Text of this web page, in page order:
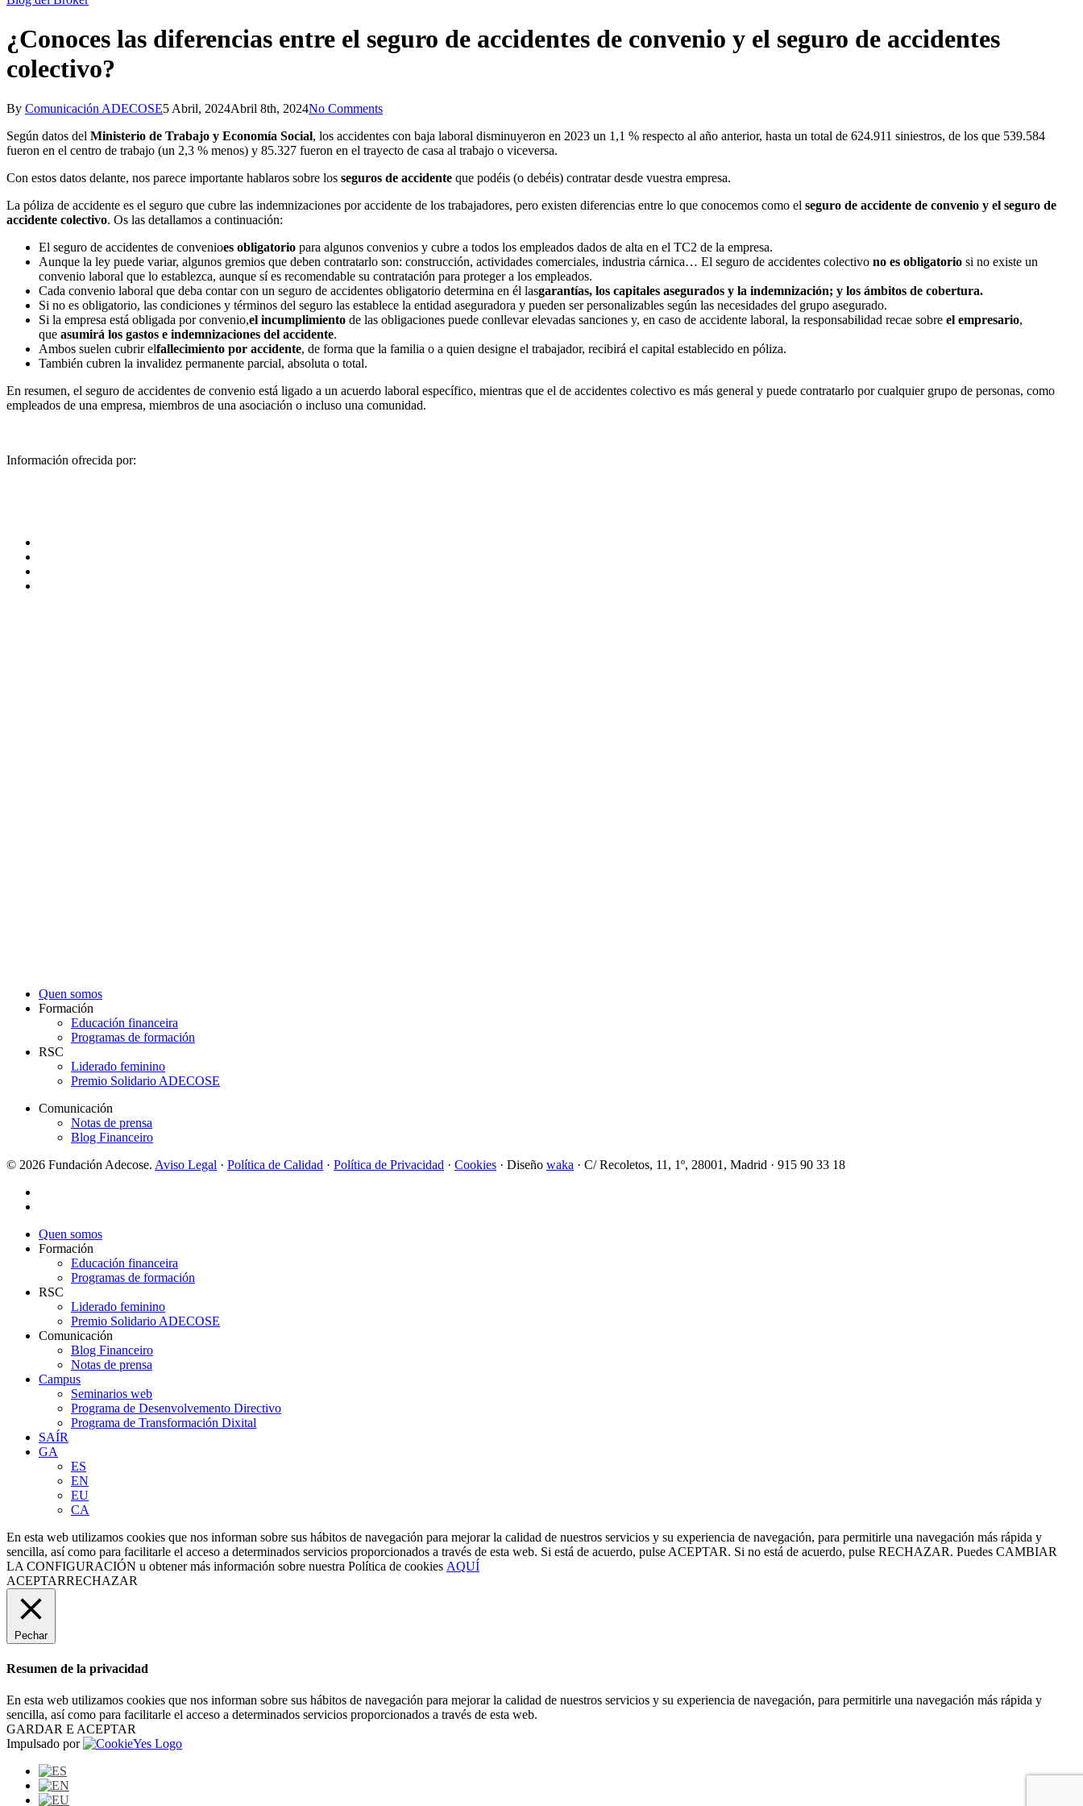
¿Conoces las diferencias entre el seguro de accidentes de convenio y el seguro de accidentes
colectivo?
By Comunicación ADECOSE5 Abril, 2024Abril 8th, 2024No Comments
Según datos del Ministerio de Trabajo y Economía Social, los accidentes con baja laboral disminuyeron en 2023 un 1,1 % respecto al año anterior, hasta un total de 624.911 siniestros, de los que 539.584
fueron en el centro de trabajo (un 2,3 % menos) y 85.327 fueron en el trayecto de casa al trabajo o viceversa.
Con estos datos delante, nos parece importante hablaros sobre los seguros de accidente que podéis (o debéis) contratar desde vuestra empresa.
La póliza de accidente es el seguro que cubre las indemnizaciones por accidente de los trabajadores, pero existen diferencias entre lo que conocemos como el seguro de accidente de convenio y el seguro de
accidente colectivo. Os las detallamos a continuación:
El seguro de accidentes de convenioes obligatorio para algunos convenios y cubre a todos los empleados dados de alta en el TC2 de la empresa.
Aunque la ley puede variar, algunos gremios que deben contratarlo son: construcción, actividades comerciales, industria cárnica… El seguro de accidentes colectivo no es obligatorio si no existe un
convenio laboral que lo establezca, aunque sí es recomendable su contratación para proteger a los empleados.
Cada convenio laboral que deba contar con un seguro de accidentes obligatorio determina en él lasgarantías, los capitales asegurados y la indemnización; y los ámbitos de cobertura.
Si no es obligatorio, las condiciones y términos del seguro las establece la entidad aseguradora y pueden ser personalizables según las necesidades del grupo asegurado.
Si la empresa está obligada por convenio,el incumplimiento de las obligaciones puede conllevar elevadas sanciones y, en caso de accidente laboral, la responsabilidad recae sobre el empresario,
que asumirá los gastos e indemnizaciones del accidente.
Ambos suelen cubrir elfallecimiento por accidente, de forma que la familia o a quien designe el trabajador, recibirá el capital establecido en póliza.
También cubren la invalidez permanente parcial, absoluta o total.
En resumen, el seguro de accidentes de convenio está ligado a un acuerdo laboral específico, mientras que el de accidentes colectivo es más general y puede contratarlo por cualquier grupo de personas, como
empleados de una empresa, miembros de una asociación o incluso una comunidad.
Información ofrecida por:
Quen somos
Formación
Educación financeira
Programas de formación
RSC
Liderado feminino
Premio Solidario ADECOSE
Comunicación
Notas de prensa
Blog Financeiro
© 2026 Fundación Adecose. Aviso Legal · Política de Calidad · Política de Privacidad · Cookies · Diseño waka · C/ Recoletos, 11, 1º, 28001, Madrid · 915 90 33 18
Close
Menu
Quen somos
Formación
Educación financeira
Programas de formación
RSC
Liderado feminino
Premio Solidario ADECOSE
Comunicación
Blog Financeiro
Notas de prensa
Campus
Seminarios web
Programa de Desenvolvemento Directivo
Programa de Transformación Dixital
SAÍR
GA
ES
EN
EU
CA
En esta web utilizamos cookies que nos informan sobre sus hábitos de navegación para mejorar la calidad de nuestros servicios y su experiencia de navegación, para permitirle una navegación más rápida y
sencilla, así como para facilitarle el acceso a determinados servicios proporcionados a través de esta web. Si está de acuerdo, pulse ACEPTAR. Si no está de acuerdo, pulse RECHAZAR. Puedes CAMBIAR
LA CONFIGURACIÓN u obtener más información sobre nuestra Política de cookies AQUÍ
ACEPTARRECHAZAR
Pechar
Resumen de la privacidad
En esta web utilizamos cookies que nos informan sobre sus hábitos de navegación para mejorar la calidad de nuestros servicios y su experiencia de navegación, para permitirle una navegación más rápida y
sencilla, así como para facilitarle el acceso a determinados servicios proporcionados a través de esta web.
GARDAR E ACEPTAR
Impulsado por